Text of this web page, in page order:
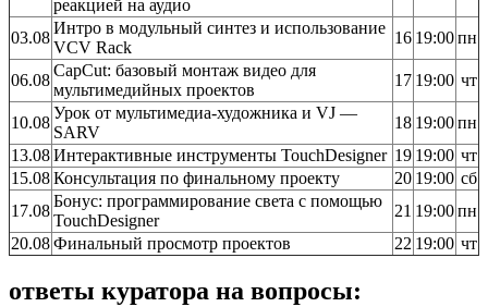
реакцией на аудио
03.08
Интро в модульный синтез и использование
VCV Rack
16 19:00пн
06.08
CapCut: базовый монтаж видео для
мультимедийных проектов
17 19:00 чт
10.08
Урок от мультимедиа-художника и VJ —
SARV
18 19:00пн
13.08Интерактивные инструменты TouchDesigner 19 19:00 чт
15.08Консультация по финальному проекту 20 19:00 сб
17.08
Бонус: программирование света с помощью
TouchDesigner
21 19:00пн
20.08Финальный просмотр проектов 22 19:00 чт
ответы куратора на вопросы: